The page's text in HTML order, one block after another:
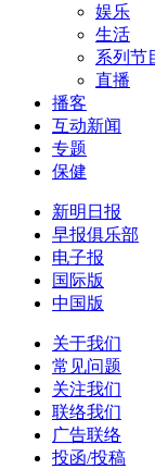
娱乐
生活
系列节
直播
播客
互动新闻
专题
保健
新明日报
早报俱乐部
电子报
国际版
中国版
关于我们
常见问题
关注我们
联络我们
广告联络
投函/投稿